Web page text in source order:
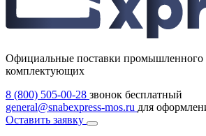
Официальные поставки промышленного
комплектующих
8 (800) 505-00-28 звонок бесплатный
general@snabexpress-mos.ru для
Оставить заявку